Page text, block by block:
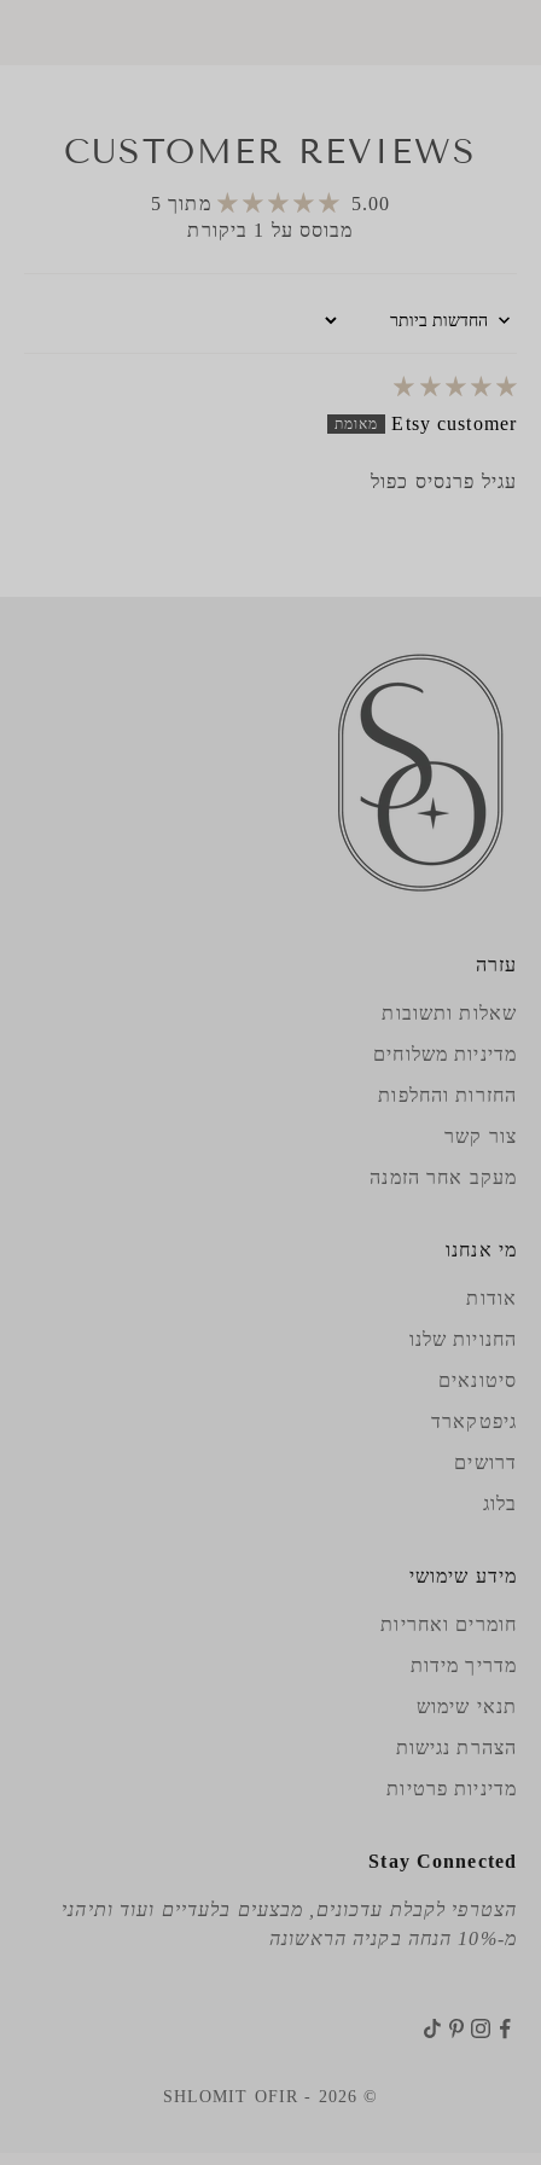
CUSTOMER REVIEWS
5.00 מתוך 5
מבוסס על 1 ביקורת
Sort by
Etsy customer
עגיל פרנסיס כפול
עזרה
שאלות ותשובות
מדיניות משלוחים
החזרות והחלפות
צור קשר
מעקב אחר הזמנה
מי אנחנו
אודות
החנויות שלנו
סיטונאים
גיפטקארד
דרושים
בלוג
מידע שימושי
חומרים ואחריות
מדריך מידות
תנאי שימוש
הצהרת נגישות
מדיניות פרטיות
Stay Connected
הצטרפי לקבלת עדכונים, מבצעים בלעדיים ועוד ותיהני
מ-10% הנחה בקניה הראשונה
© 2026 - SHLOMIT OFIR